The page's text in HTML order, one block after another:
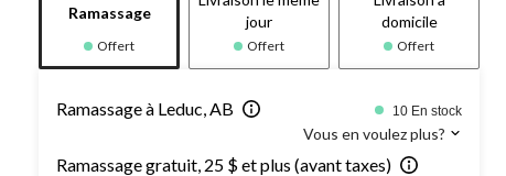
Ramassage
Offert
jour
Offert
domicile
Offert
Ramassage à Leduc, AB 10 En stock
Vous en voulez plus?
Ramassage gratuit, 25 $ et plus (avant taxes)